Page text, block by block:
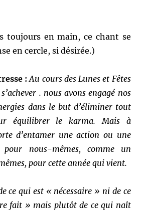
toujours en main, ce chant se
en cercle, si désirée.)
: Au cours des Lunes et Fêtes
. nous avons engagé nos
dans le but d’éliminer tout
équilibrer le karma. Mais à
d’entamer une action ou une
pour nous-mêmes, comme un
pour cette année qui vient.
ce qui est « nécessaire » ni de ce
fait » mais plutôt de ce qui naît